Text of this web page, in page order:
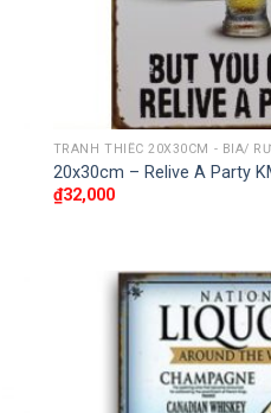
TRANH THIẾC 20X30CM - BIA/
20x30cm – Relive A Party
₫32,000